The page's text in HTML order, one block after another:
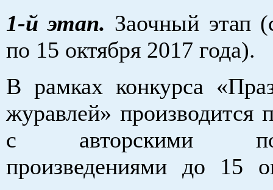
1-й этап. Заочный этап
по 15 октября 2017 года).
В рамках конкурса
журавлей» производится
с авторскими
произведениями до 15